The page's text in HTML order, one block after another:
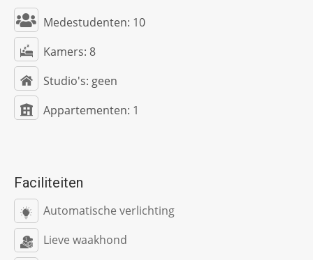
Medestudenten: 10
Kamers: 8
Studio's: geen
Appartementen: 1
Faciliteiten
Automatische verlichting
Lieve waakhond